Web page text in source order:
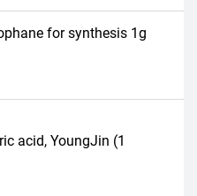
for synthesis 1g
acid, YoungJin (1